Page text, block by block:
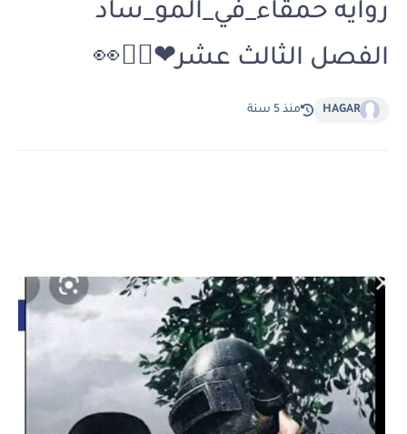
روايه حمقاء_في_المو_ساد
الفصل الثالث عشر❤🚶‍♀️👀
HAGAR منذ 5 سنة